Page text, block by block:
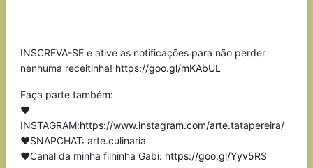
INSCREVA-SE e ative as notificações para não perder
nenhuma receitinha! https://goo.gl/mKAbUL
Faça parte também:
❤
INSTAGRAM:https://www.instagram.com/arte.tatapereira/
❤SNAPCHAT: arte.culinaria
❤Canal da minha filhinha Gabi: https://goo.gl/Yyv5RS